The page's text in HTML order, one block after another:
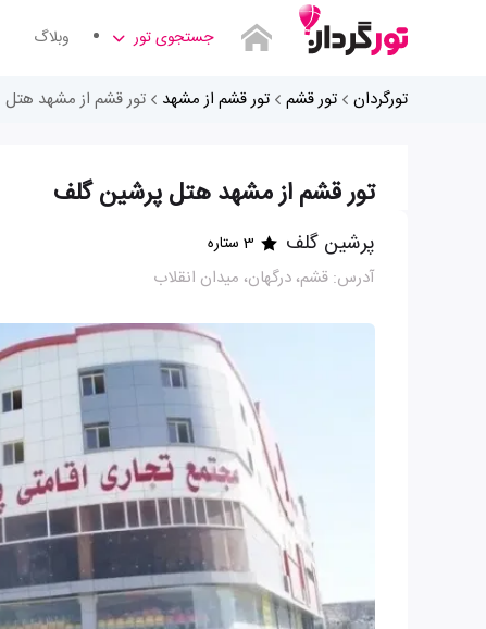
جستجوی تور وبلاگ
تورگردان تور قشم تور قشم از مشهد تور قشم از مشهد
تور قشم از مشهد هتل پرشین گلف
پرشین گلف 3 ستاره
آدرس: قشم، درگهان، میدان انقلاب